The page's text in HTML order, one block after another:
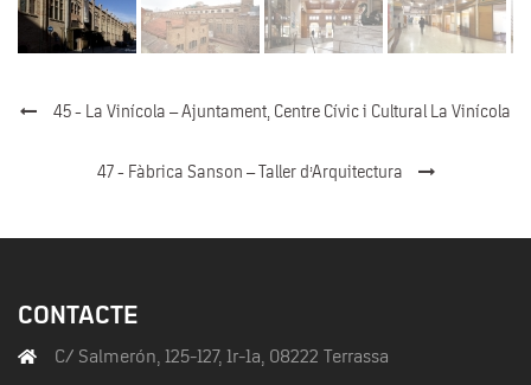
45 - La Vinícola – Ajuntament, Centre Cívic i Cultural La Vinícola
47 - Fàbrica Sanson – Taller d’Arquitectura
CONTACTE
C/ Salmerón, 125-127, 1r-1a, 08222 Terrassa